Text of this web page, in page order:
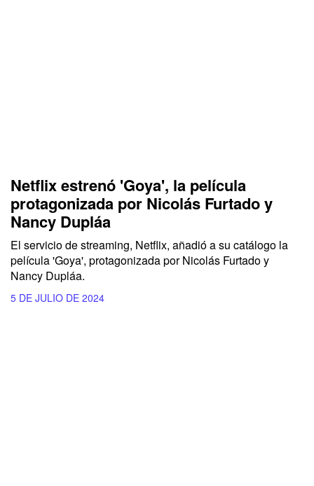
Netflix estrenó 'Goya', la película
protagonizada por Nicolás Furtado y
Nancy Dupláa
El servicio de streaming, Netflix, añadió a su catálogo la
película'Goya', protagonizada por Nicolás Furtado y
Nancy Dupláa.
5 DE JULIO DE 2024